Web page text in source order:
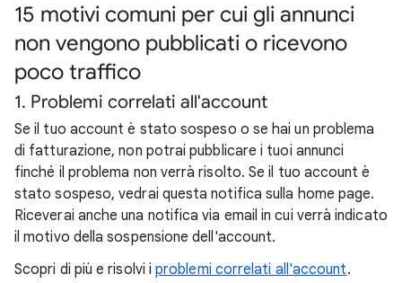
15 motivi comuni per cui gli annunci
non vengono pubblicati o ricevono
poco traffico
1. Problemi correlati all'account
Se il tuo account è stato sospeso o se hai un problema
di fatturazione, non potrai pubblicare i tuoi annunci
finché il problema non verrà risolto. Se il tuo account è
stato sospeso, vedrai questa notifica sulla home page.
Riceverai anche una notifica via email in cui verrà indicato
il motivo della sospensione dell'account.
Scopri di più e risolvi iproblemi correlati all'account.